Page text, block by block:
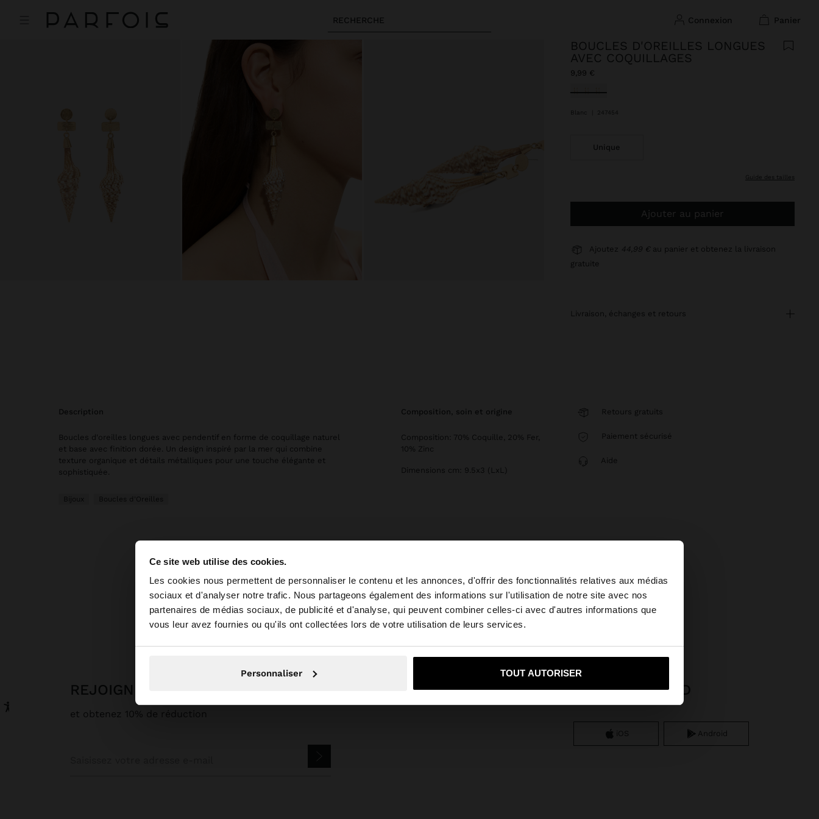
Ce site web utilise des cookies.
Les cookies nous permettent de personnaliser le contenu et les annonces, d'offrir des fonctionnalités relatives aux médias
sociaux et d'analyser notre trafic. Nous partageons également des informations sur l'utilisation de notre site avec nos
partenaires de médias sociaux, de publicité et d'analyse, qui peuvent combiner celles-ci avec d'autres informations que
vous leur avez fournies ou qu'ils ont collectées lors de votre utilisation de leurs services.
Personnaliser TOUT AUTORISER
RECHERCHE connexion panier
bonjour ×
Vous accédez au site depuis Belgique. Voulez-vous parcourir notre site au United States?
Non, je souhaite rester sur Belgique Oui, dirigez-moi vers United States
BOUCLES D'OREILLES LONGUES
AVEC COQUILLAGES
9,99 €
sélectionné(s)
Blanc 247454
Unique
guide des tailles
Ajouter au panier
Ajoutez 44,99 € au panier et obtenez la livraison
gratuite
livraison, échanges et retours
description
Boucles d'oreilles longues avec pendentif en forme de coquillage naturel
et base avec finition dorée. Un design inspiré par la mer qui combine
texture organique et détails métalliques pour une touche élégante et
sophistiquée.
Bijoux Boucles d'Oreilles
composition, soin et origine
Composition: 70% Coquille, 20% Fer,
10% Zinc
Dimensions cm: 9.5x3 (LxL)
Retours gratuits
Paiement sécurisé
Aide
Parfois Bijoux Boucles d'Oreilles boucles d'oreilles longues avec coquillages
REJOIGNEZ NOTRE NEWSLETTER
et obtenez 10% de réduction
APP DOWNLOAD
iOS Android